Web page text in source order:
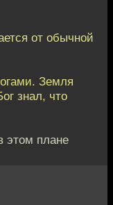
от обычной
Земля
знал, что
этом плане